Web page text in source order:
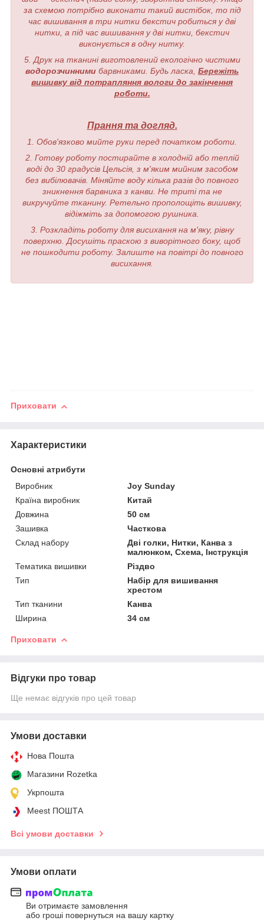
за схемою потрібно виконати такий вистібок, то під
час вишивання в три нитки бекстич робиться у дві
нитки, а під час вишивання у дві нитки, бекстич
виконується в одну нитку.
5. Друк на тканині виготовлений екологічно чистими
водорозчинними барвниками. Будь ласка, Бережіть
вишивку від потрапляння вологи до закінчення
роботи.
Прання та догляд.
1. Обов'язково мийте руки перед початком роботи.
2. Готову роботу постирайте в холодній або теплій
воді до 30 градусів Цельсія, з м'яким мийним засобом
без вибілювачів. Міняйте воду кілька разів до повного
зникнення барвника з канви. Не триті та не
викручуйте тканину. Ретельно прополощіть вишивку,
відіжміть за допомогою рушника.
3. Розкладіть роботу для висихання на м'яку, рівну
поверхню. Досушіть праскою з виворітного боку, щоб
не пошкодити роботу. Залиште на повітрі до повного
висихання.
Приховати
Характеристики
Основні атрибути
Виробник
Joy Sunday
Країна виробник
Китай
Довжина
50 см
Зашивка
Часткова
Склад набору
Дві голки, Нитки, Канва з
малюнком, Схема, Інструкція
Тематика вишивки
Різдво
Тип
Набір для вишивання
хрестом
Тип тканини
Канва
Ширина
34 см
Приховати
Відгуки про товар
Ще немає відгуків про цей товар
Умови доставки
Нова Пошта
Магазини Rozetka
Укрпошта
Meest ПОШТА
Всі умови доставки
Умови оплати
Ви отримаєте замовлення
або гроші повернуться на вашу картку